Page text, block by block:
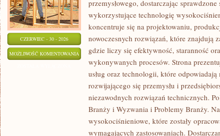
CZERWIEC - 30 - 2026
MOŻLIWOŚĆ KOMENTOWANIA TECHNOLOGIE
INNOWACJE
przemysłowego, dostarczając
wykorzystujące technologię
koncentruje się na projektowaniu,
nowoczesnych rozwiązań, które znajdują
gdzie liczy się efektywność, staranność
wykonywanych procesów. Strona
usług oraz technologii, które
rozwijającego się przemysłu i
niezawodnych rozwiązań technicznych.
Branży i Wyzwania i Problemy Branży.
wysokociśnieniowe, które zostały
wymagających zastosowaniach.